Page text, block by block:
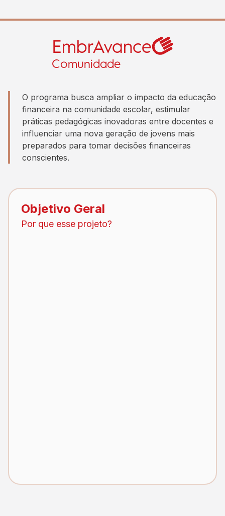
EmbrAvance
Comunidade
O programa busca ampliar o impacto da educação
financeira na comunidade escolar, estimular
práticas pedagógicas inovadoras entre docentes e
influenciar uma nova geração de jovens mais
preparados para tomar decisões financeiras
conscientes.
Objetivo Geral
Por que esse projeto?